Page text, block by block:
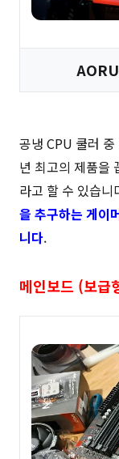
공냉 CPU 쿨러
년 최고의 제품을
라고 할 수 있습
을 추구하는 게이
니다.
메인보드 (보급